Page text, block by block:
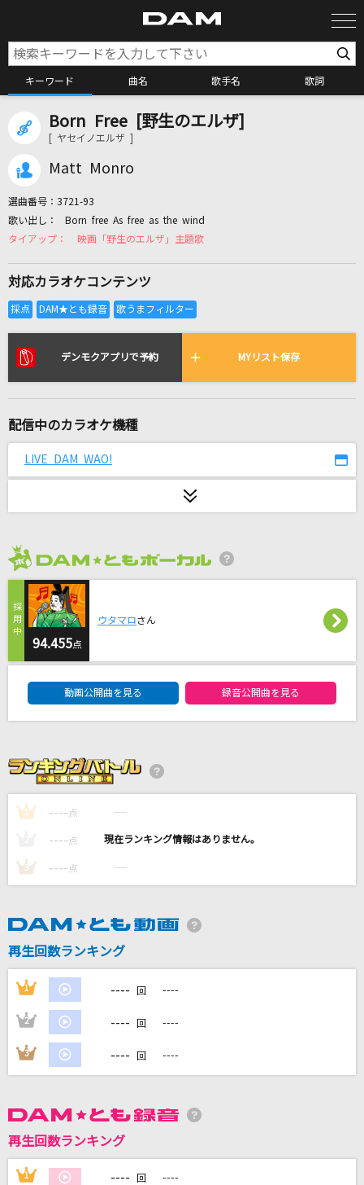
キーワード 曲名 歌手名 歌詞
カラオケ検索
カラオケリクエスト
リアルタイムで歌われている曲の一覧
[生音]スパークル (movie ver.)
雨に濡れて
ZYYG,REV,ZARD&WANDS
[オリカラ]最愛
福山雅治
[生音]シグナル
WANIMA
NAO
HY
Mrs. GREEN APPLE
[生音]島人ぬ宝
ワタリドリ
[Alexandros]
[生音]Any
Mr.Children
DAMに会員登録・ログインして
Born Free [野生のエルザ]
[ ヤセイノエルザ ]
Matt Monro
選曲番号： 3721-93
Born free As free as the wind
映画「野生のエルザ」主題歌
対応カラオケコンテンツ
デンモクアプリで予約 MYリスト保存
配信中のカラオケ機種
LIVE DAM WAO!
94.455点
ウタマロさん
動画公開曲を見る 録音公開曲を見る
1 ---- 点 ----
---- 点 ----
3 ---- 点 ----
再生回数ランキング
1 ---- 回 ----
2 ---- 回 ----
3 ---- 回 ----
再生回数ランキング
1 ---- 回 ----